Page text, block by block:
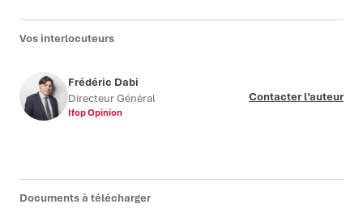
Vos interlocuteurs
Frédéric Dabi
Directeur Général
Ifop Opinion
Contacter l’auteur
Documents à télécharger